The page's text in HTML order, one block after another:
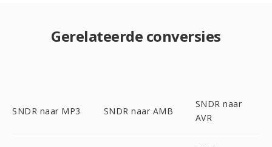
Gerelateerde conversies
SNDR naar MP3 SNDR naar AMB
SNDR naar
AVR